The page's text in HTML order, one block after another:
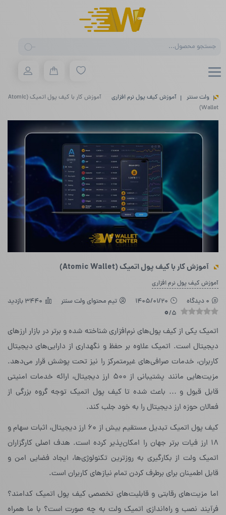
search
ولت سنتر آموزش کیف پول نرم افزاری
آموزش کار با کیف پول اتمیک (Atomic
Wallet)
آموزش کار با کیف پول اتمیک (Atomic Wallet)
آموزش کیف پول نرم افزاری
0 دیدگاه 1405/01/20 تیم محتوای ولت سنتر 3440 بازدید
0/5
اتمیک یکی از کیف پول‌های نرم‌افزاری شناخته شده و برتر در بازار ارزهای
دیجیتال است. اتمیک علاوه بر حفظ و نگهداری از دارایی‌های دیجیتال
کاربران، خدمات صرافی‌های غیرمتمرکز را نیز تحت پوشش قرار می‌دهد.
مزیت‌هایی مانند پشتیبانی از ۵۰۰ ارز دیجیتال، ارائه‌ خدمات امنیتی
قابل قبول و … باعث شده تا کیف پول اتمیک توجه گروه بزرگی از
فعالان حوزه‌ ارز دیجیتال را به خود جلب کند.
کیف پول اتمیک تبدیل مستقیم بیش از ۶۰ ارز دیجیتال، اثبات سهام و
۱۸ ارز فیات برتر جهان را امکان‌پذیر کرده است. هدف اصلی کارگزاران
اتمیک ولت از بکارگیری به روزترین تکنولوژی‌ها، ایجاد فضایی امن و
قابل اطمینان برای برطرف کردن تمام نیازهای کاربران است.
اما مزیت‌های رقابتی و قابلیت‌های تخصصی کیف پول اتمیک کدامند؟
فرآیند نصب و راه‌اندازی اتمیک ولت به چه صورت است؟ با ما همراه